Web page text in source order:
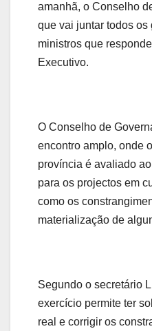
amanhã, o Conselho
que vai juntar todos
ministros que
Executivo.
O Conselho de
encontro amplo, onde
província é avaliado
para os projectos em
como os
materialização de
Segundo o secretário
exercício permite ter
real e corrigir os